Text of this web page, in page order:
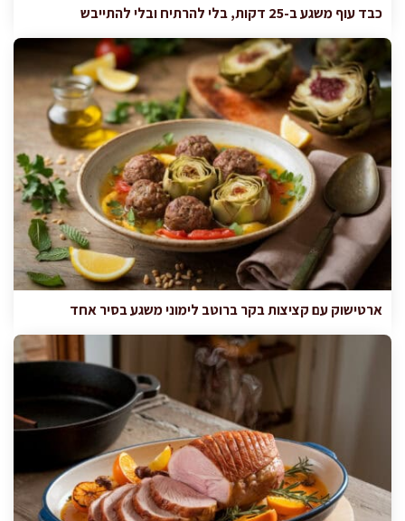
כבד עוף משגע ב-25 דקות, בלי להרתיח ובלי להתייבש
ארטישוק עם קציצות בקר ברוטב לימוני משגע בסיר אחד